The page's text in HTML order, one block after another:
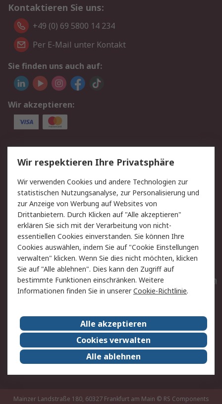
Kontaktieren Sie uns:
+49 (0) 69 5800 14 234
Per E-Mail unter Kontakt
Sie finden uns auch auf:
Wir akzeptieren:
Service
Value Added Services
Lieferlösungen
Rücksendungen
Kontakt
Hilfe
Privatkunden
Rechtliches
AGB
Datenschutz
Cookie-Richtlinie
Zahlungsbedingungen
Copyright/Impressum
Entsorgung
Elektrogeräte/Batterien
RS weltweit
Karriere bei RS
Nachhaltigkeit
Qualität/Umwelt/ZertifikatePresse-Center
Event-Center
Mainzer Landstraße 180, 60327 Frankfurt am Main © RS Components
Wir respektieren Ihre Privatsphäre
Wir verwenden Cookies und andere Technologien zur
statistischen Nutzungsanalyse, zur Personalisierung und
zur Anzeige von Werbung auf Websites von
Drittanbietern. Durch Klicken auf "Alle akzeptieren"
erklären Sie sich mit der Verarbeitung von nicht-
essentiellen Cookies einverstanden. Sie können Ihre
Cookies auswählen, indem Sie auf "Cookie Einstellungen
verwalten" klicken. Wenn Sie dies nicht möchten, klicken
Sie auf "Alle ablehnen". Dies kann den Zugriff auf
bestimmte Funktionen einschränken. Weitere
Informationen finden Sie in unsererCookie-Richtlinie.
Alle akzeptieren
Cookies verwalten
Alle ablehnen